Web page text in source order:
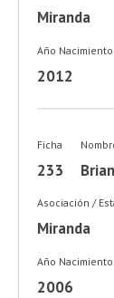
Miranda
Año Nacimiento
2012
Ficha
233
Asociación /
Miranda
Año Nacimiento
2006